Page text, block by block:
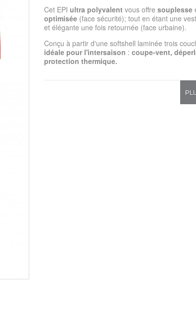
Cet EPI ultra polyvalentvous offre souplesse
optimisée(face sécurité); tout en étant une
et élégante une fois retournée (face urbaine).
Conçu à partir d'une softshell laminée trois
idéale pour l'intersaison : coupe-vent,
protection thermique.